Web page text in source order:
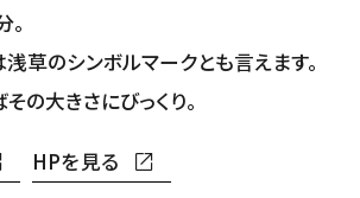
草のシンボルマークとも言えます。
の大きさにびっくり。
HPを見る